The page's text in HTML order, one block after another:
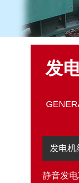
发
发电机
静音发